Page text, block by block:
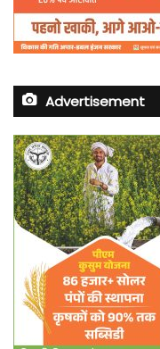
Advertisement